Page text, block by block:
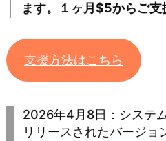
ます。１ヶ月$5からご支
支援方法はこちら
2026年4月8日：システ
リリースされたバージ